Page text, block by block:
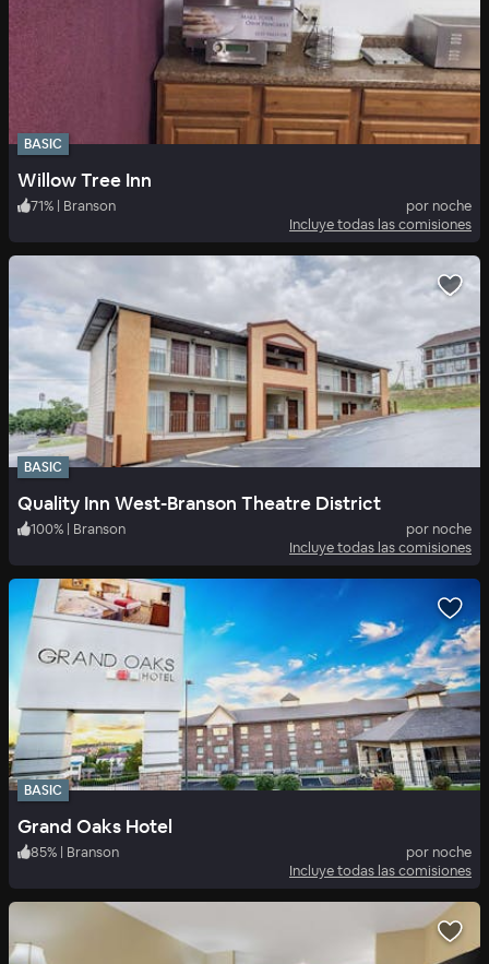
BASIC
Willow Tree Inn
71% | Branson
por noche
Incluye todas las comisiones
BASIC
Quality Inn West-Branson Theatre District
100% | Branson
por noche
Incluye todas las comisiones
BASIC
Grand Oaks Hotel
85% | Branson
por noche
Incluye todas las comisiones